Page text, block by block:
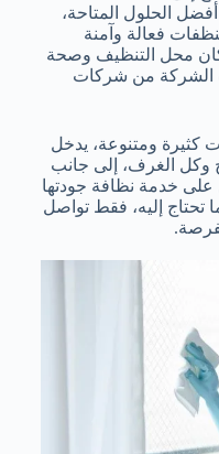
الحلول المتاحة،
فعالة وآمنة
محل التنظيف وصحة
الشركة من شركات
كثيرة ومتنوعة، يدخل
وكل الغرف، إلى جانب
على خدمة نظافة جودتها
إليه، فقط تواصل